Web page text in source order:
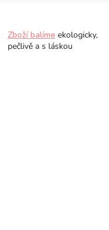
Zboží balíme ekologicky,
pečlivě a s láskou